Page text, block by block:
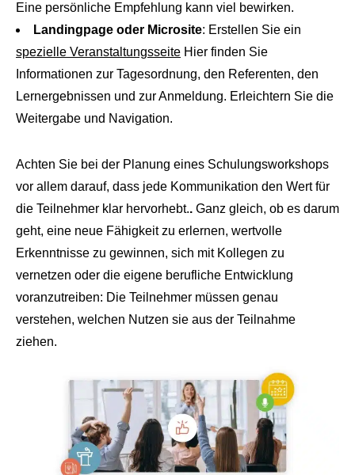
Eine persönliche Empfehlung kann viel bewirken.
Landingpage oder Microsite: Erstellen Sie ein
spezielle Veranstaltungsseite Hier finden Sie
Informationen zur Tagesordnung, den Referenten, den
Lernergebnissen und zur Anmeldung. Erleichtern Sie die
Weitergabe und Navigation.
Achten Sie bei der Planung eines Schulungsworkshops
vor allem darauf, dass jede Kommunikation den Wert für
die Teilnehmer klar hervorhebt.. Ganz gleich, ob es darum
geht, eine neue Fähigkeit zu erlernen, wertvolle
Erkenntnisse zu gewinnen, sich mit Kollegen zu
vernetzen oder die eigene berufliche Entwicklung
voranzutreiben: Die Teilnehmer müssen genau
verstehen, welchen Nutzen sie aus der Teilnahme
ziehen.